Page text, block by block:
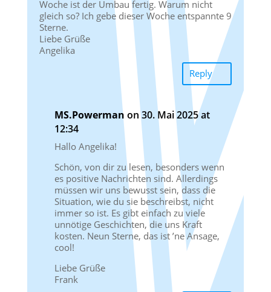
Woche ist der Umbau fertig. Warum nicht
gleich so? Ich gebe dieser Woche entspannte 9
Sterne.
Liebe Grüße
Angelika
Reply
MS.Powerman on 30. Mai 2025 at
12:34
Hallo Angelika!
Schön, von dir zu lesen, besonders wenn
es positive Nachrichten sind. Allerdings
müssen wir uns bewusst sein, dass die
Situation, wie du sie beschreibst, nicht
immer so ist. Es gibt einfach zu viele
unnötige Geschichten, die uns Kraft
kosten. Neun Sterne, das ist ’ne Ansage,
cool!
Liebe Grüße
Frank